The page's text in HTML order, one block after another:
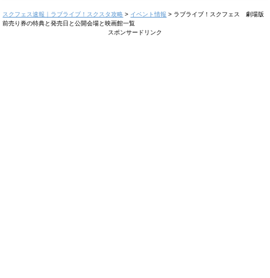
スクフェス速報｜ラブライブ！スクスタ攻略 > イベント情報 > ラブライブ！スクフェス 劇場版
前売り券の特典と発売日と公開会場と映画館一覧
スポンサードリンク